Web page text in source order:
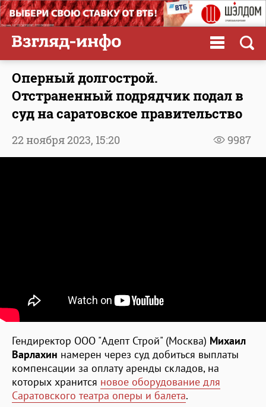
Оперный долгострой.
Отстраненный подрядчик подал в
суд на саратовское правительство
9987
22 ноября 2023, 15:20
Гендиректор ООО "Адепт Строй" (Москва) Михаил
Варлахин намерен через суд добиться выплаты
компенсации за оплату аренды складов, на
которых хранится новое оборудование для
Саратовского театра оперы и балета.